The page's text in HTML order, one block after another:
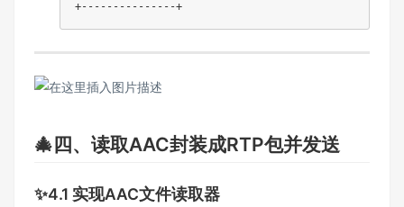
🎄四、读取AAC封装成RTP包并发送
✨4.1 实现AAC文件读取器